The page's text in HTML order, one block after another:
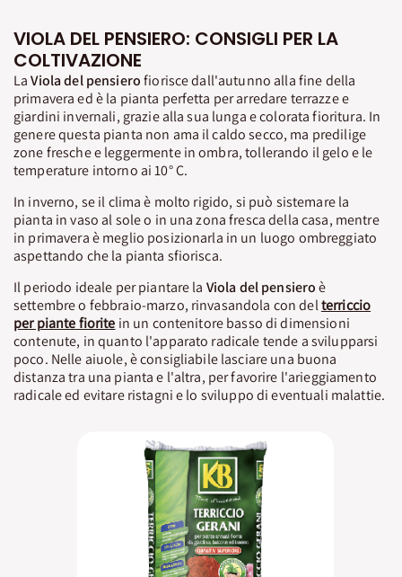
VIOLA DEL PENSIERO: CONSIGLI PER LA
COLTIVAZIONE
LaViola del pensierofiorisce dall'autunno alla fine della
primavera ed è la pianta perfetta per arredare terrazze e
giardini invernali, grazie alla sua lunga e colorata fioritura. In
genere questa pianta non ama il caldo secco, ma predilige
zone fresche e leggermente in ombra, tollerando il gelo e le
temperature intorno ai 10° C.
In inverno, se il clima è molto rigido, si può sistemare la
pianta in vaso al sole o in una zona fresca della casa, mentre
in primavera è meglio posizionarla in un luogo ombreggiato
aspettando che la pianta sfiorisca.
Il periodo ideale per piantare la Viola del pensieroè
settembre o febbraio-marzo, rinvasandola con delterriccio
per piante fiorite in un contenitore basso di dimensioni
contenute, in quanto l'apparato radicale tende a svilupparsi
poco. Nelle aiuole, è consigliabile lasciare una buona
distanza tra una pianta e l'altra, per favorire l'arieggiamento
radicale ed evitare ristagni e lo sviluppo di eventuali malattie.